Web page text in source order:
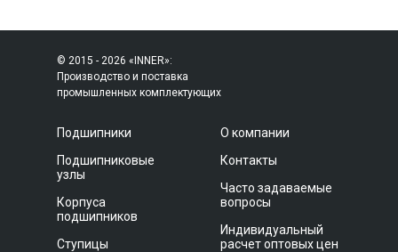
© 2015 - 2026 «INNER»:
Производство и поставка
промышленных комплектующих
Подшипники
Подшипниковые
узлы
Корпуса
подшипников
Ступицы
О компании
Контакты
Часто задаваемые
вопросы
Индивидуальный
расчет оптовых цен